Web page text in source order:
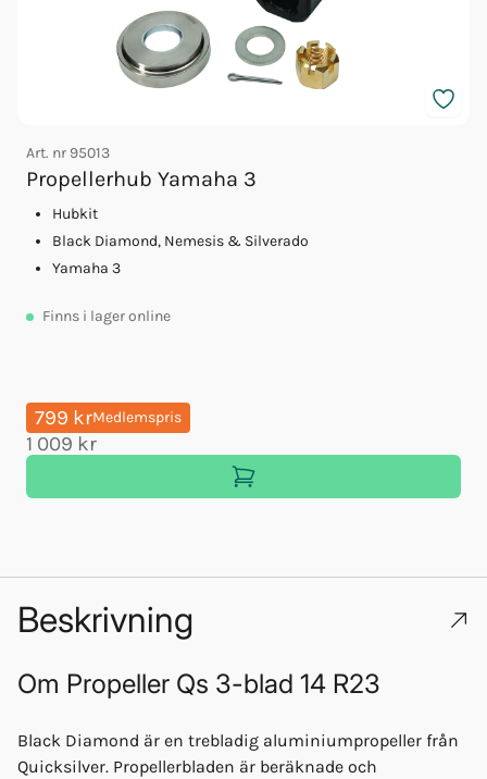
Art. nr 95013
Propellerhub Yamaha 3
Hubkit
Black Diamond, Nemesis & Silverado
Yamaha 3
Finns i lager online
799 krMedlemspris
1 009 kr
Beskrivning
Om Propeller Qs 3-blad 14 R23
Black Diamond är en trebladig aluminiumpropeller från
Quicksilver. Propellerbladen är beräknade och